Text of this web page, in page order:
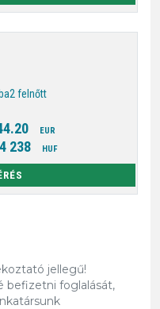
2 felnőtt
EUR
238 HUF
jellegű!
befizetni foglalását,